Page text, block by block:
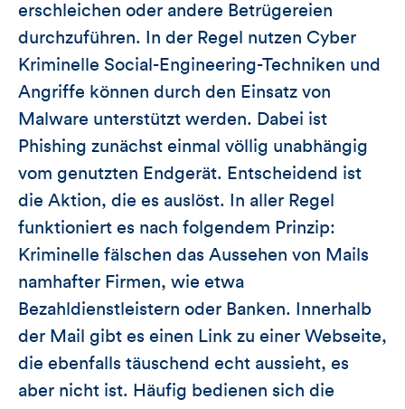
erschleichen oder andere Betrügereien
durchzuführen. In der Regel nutzen Cyber
Kriminelle Social-Engineering-Techniken und
Angriffe können durch den Einsatz von
Malware unterstützt werden. Dabei ist
Phishing zunächst einmal völlig unabhängig
vom genutzten Endgerät. Entscheidend ist
die Aktion, die es auslöst. In aller Regel
funktioniert es nach folgendem Prinzip:
Kriminelle fälschen das Aussehen von Mails
namhafter Firmen, wie etwa
Bezahldienstleistern oder Banken. Innerhalb
der Mail gibt es einen Link zu einer Webseite,
die ebenfalls täuschend echt aussieht, es
aber nicht ist. Häufig bedienen sich die